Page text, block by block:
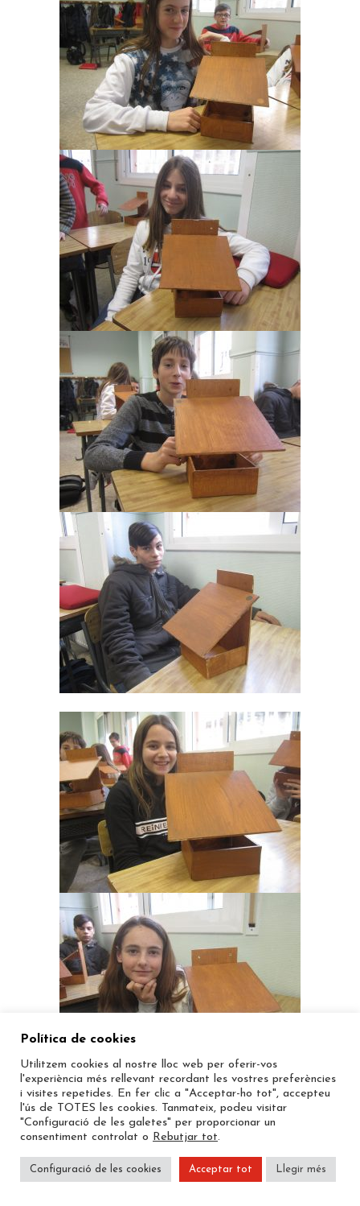
Política de cookies
Utilitzem cookies al nostre lloc web per oferir-vos
l'experiència més rellevant recordant les vostres preferències
i visites repetides. En fer clic a "Acceptar-ho tot", accepteu
l'ús de TOTES les cookies. Tanmateix, podeu visitar
"Configuració de les galetes" per proporcionar un
consentiment controlat o Rebutjar tot.
Configuració de les cookies Acceptar tot Llegir més